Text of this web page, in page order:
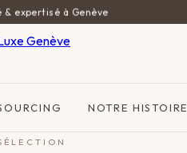
expertisé à Genève
NOTRE HISTOIRE